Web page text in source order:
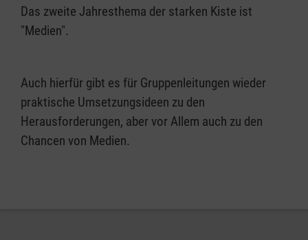
Das zweite Jahresthema der starken Kiste ist
"Medien".
Auch hierfür gibt es für Gruppenleitungen wieder
praktische Umsetzungsideen zu den
Herausforderungen, aber vor Allem auch zu den
Chancen von Medien.